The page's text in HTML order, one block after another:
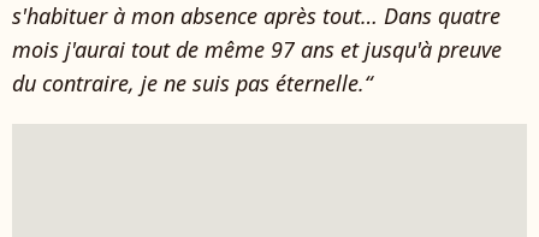
s'habituer à mon absence après tout… Dans quatre
mois j'aurai tout de même 97 ans et jusqu'à preuve
du contraire, je ne suis pas éternelle.“